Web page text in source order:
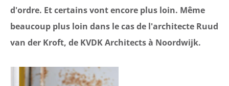
d'ordre. Et certains vont encore plus loin. Même
beaucoup plus loin dans le cas de l'architecte Ruud
van der Kroft, de KVDK Architects à Noordwijk.